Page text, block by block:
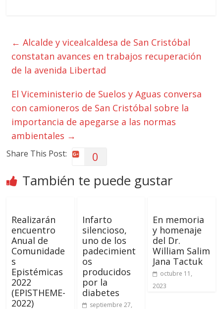
← Alcalde y vicealcaldesa de San Cristóbal
constatan avances en trabajos recuperación
de la avenida Libertad
El Viceministerio de Suelos y Aguas conversa
con camioneros de San Cristóbal sobre la
importancia de apegarse a las normas
ambientales →
Share This Post: 0
También te puede gustar
Realizarán
encuentro
Anual de
Comunidade
s
Epistémicas
2022
(EPISTHEME-
2022)
Infarto
silencioso,
uno de los
padecimient
os
producidos
por la
diabetes
septiembre 27,
En memoria
y homenaje
del Dr.
William Salim
Jana Tactuk
octubre 11,
2023